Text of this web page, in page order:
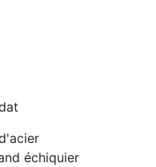
échiquier